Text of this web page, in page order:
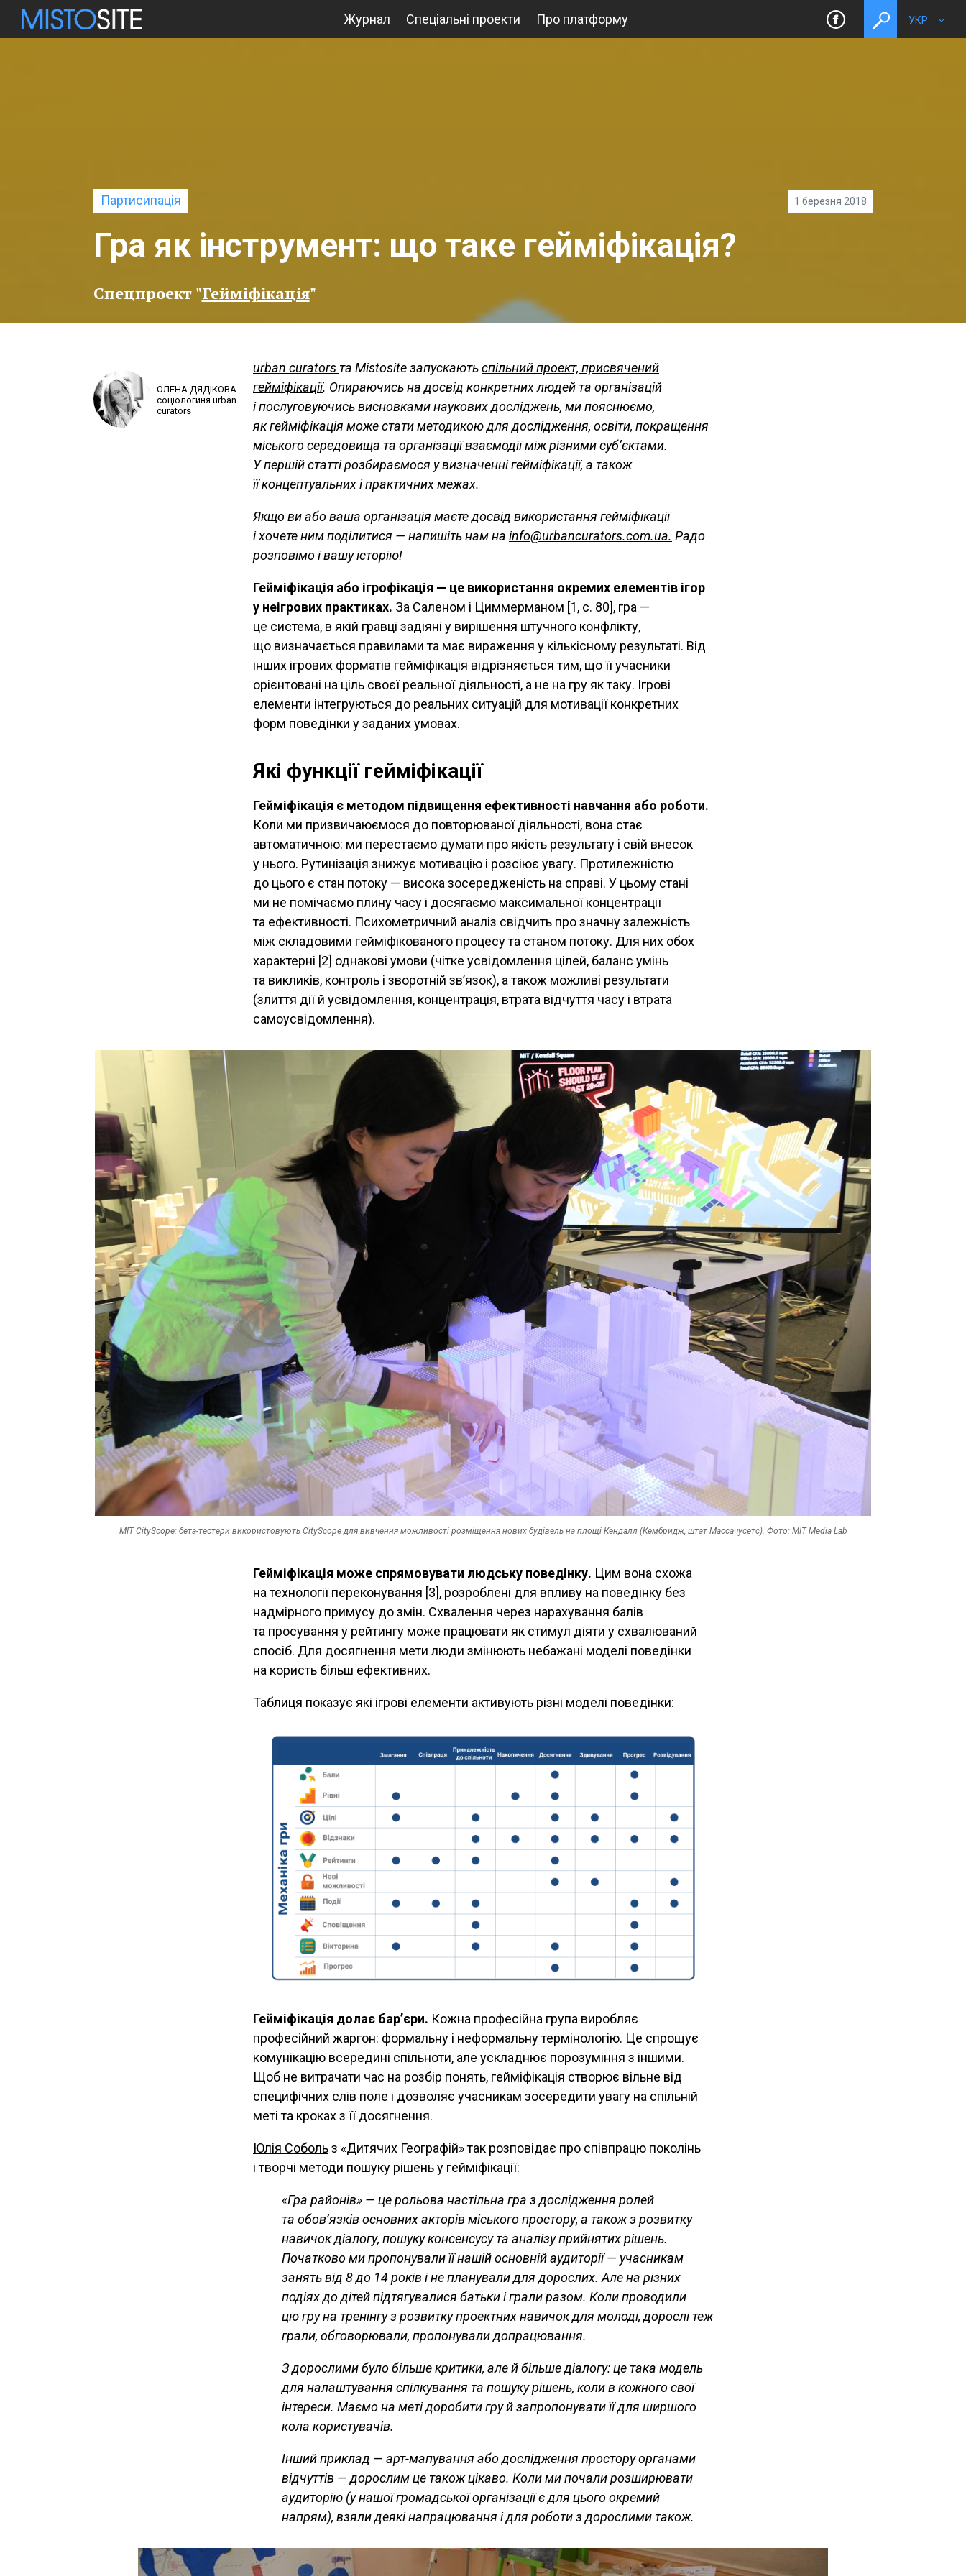
Журнал Спеціальні проекти Про платформу
toggle
УКР
Партисипація 1 березня 2018
Гра як інструмент: що таке гейміфікація?
Спецпроект "Гейміфікація"
ОЛЕНА ДЯДІКОВА
соціологиня urban
curators
urban curators та Mistosite запускаютьспільний проект, присвячений
гейміфікації. Опираючись на досвід конкретних людей та організацій
і послуговуючись висновками наукових досліджень, ми пояснюємо,
як гейміфікація може стати методикою для дослідження, освіти, покращення
міського середовища та організації взаємодії між різними суб’єктами.
У першій статті розбираємося у визначенні гейміфікації, а також
її концептуальних і практичних межах.
Якщо ви або ваша організація маєте досвід використання гейміфікації
і хочете ним поділитися — напишіть нам на info@urbancurators.com.ua. Радо
розповімо і вашу історію!
Гейміфікація або ігрофікація — це використання окремих елементів ігор
у неігрових практиках. За Саленом і Циммерманом [1, c. 80], гра —
це система, в якій гравці задіяні у вирішення штучного конфлікту,
що визначається правилами та має вираження у кількісному результаті. Від
інших ігрових форматів гейміфікація відрізняється тим, що її учасники
орієнтовані на ціль своєї реальної діяльності, а не на гру як таку. Ігрові
елементи інтегруються до реальних ситуацій для мотивації конкретних
форм поведінки у заданих умовах.
Які функції гейміфікації
Гейміфікація є методом підвищення ефективності навчання або роботи.
Коли ми призвичаюємося до повторюваної діяльності, вона стає
автоматичною: ми перестаємо думати про якість результату і свій внесок
у нього. Рутинізація знижує мотивацію і розсіює увагу. Протилежністю
до цього є стан потоку — висока зосередженість на справі. У цьому стані
ми не помічаємо плину часу і досягаємо максимальної концентрації
та ефективності. Психометричний аналіз свідчить про значну залежність
між складовими гейміфікованого процесу та станом потоку. Для них обох
характерні [2] однакові умови (чітке усвідомлення цілей, баланс умінь
та викликів, контроль і зворотній зв’язок), а також можливі результати
(злиття дії й усвідомлення, концентрація, втрата відчуття часу і втрата
самоусвідомлення).
MIT CityScope: бета-тестери використовують CityScope для вивчення можливості розміщення нових будівель на площі Кендалл (Кембридж, штат Массачусетс). Фото: MIT Media Lab
Гейміфікація може спрямовувати людську поведінку. Цим вона схожа
на технології переконування [3], розроблені для впливу на поведінку без
надмірного примусу до змін. Схвалення через нарахування балів
та просування у рейтингу може працювати як стимул діяти у схвалюваний
спосіб. Для досягнення мети люди змінюють небажані моделі поведінки
на користь більш ефективних.
Таблиця показує які ігрові елементи активують різні моделі поведінки:
Гейміфікація долає бар’єри. Кожна професійна група виробляє
професійний жаргон: формальну і неформальну термінологію. Це спрощує
комунікацію всередині спільноти, але ускладнює порозуміння з іншими.
Щоб не витрачати час на розбір понять, гейміфікація створює вільне від
специфічних слів поле і дозволяє учасникам зосередити увагу на спільній
меті та кроках з її досягнення.
Юлія Собольз «Дитячих Географій» так розповідає про співпрацю поколінь
і творчі методи пошуку рішень у гейміфікації:
«Гра районів» — це рольова настільна гра з дослідження ролей
та обов’язків основних акторів міського простору, а також з розвитку
навичок діалогу, пошуку консенсусу та аналізу прийнятих рішень.
Початково ми пропонували її нашій основній аудиторії — учасникам
занять від 8 до 14 років і не планували для дорослих. Але на різних
подіях до дітей підтягувалися батьки і грали разом. Коли проводили
цю гру на тренінгу з розвитку проектних навичок для молоді, дорослі теж
грали, обговорювали, пропонували допрацювання.
З дорослими було більше критики, але й більше діалогу: це така модель
для налаштування спілкування та пошуку рішень, коли в кожного свої
інтереси. Маємо на меті доробити гру й запропонувати її для ширшого
кола користувачів.
Інший приклад — арт-мапування або дослідження простору органами
відчуттів — дорослим це також цікаво. Коли ми почали розширювати
аудиторію (у нашої громадської організації є для цього окремий
напрям), взяли деякі напрацювання і для роботи з дорослими також.